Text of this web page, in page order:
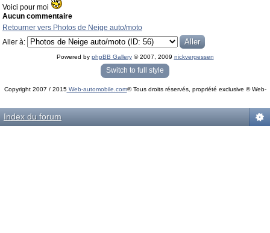
Voici pour moi
Aucun commentaire
Retourner vers Photos de Neige auto/moto
Aller à:
Powered by phpBB Gallery© 2007, 2009 nickvergessen
« phpBB Gallery » - Traduction française par
darky
Switch to full style
Copyright 2007 / 2015Web-automobile.com® Tous droits réservés, propriété exclusive © Web-
Index du forum